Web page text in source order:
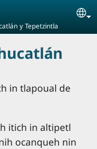
y Tepetzintla
in tlapoual de
itich in altipetl
ocanqueh nin